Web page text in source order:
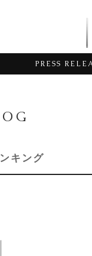
PRESS
キング